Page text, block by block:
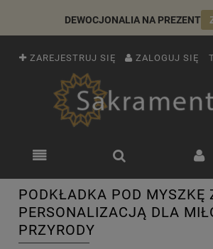
DEWOCJONALIA NA PREZENT
ZAREJESTRUJ SIĘ ZALOGUJ SIĘ
PODKŁADKA POD MYSZKĘ
PERSONALIZACJĄ DLA
PRZYRODY